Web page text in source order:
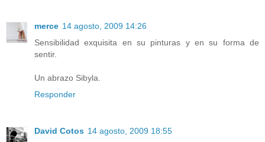
merce 14 agosto, 2009 14:26
Sensibilidad exquisita en su pinturas y en su forma de
sentir.
Un abrazo Sibyla.
Responder
David Cotos 14 agosto, 2009 18:55